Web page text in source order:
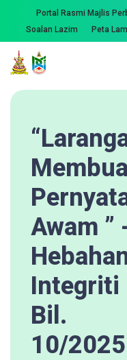
Portal Rasmi Majlis
Soalan Lazim
Peta
Awam ”
Integriti
Bil.
10/2025